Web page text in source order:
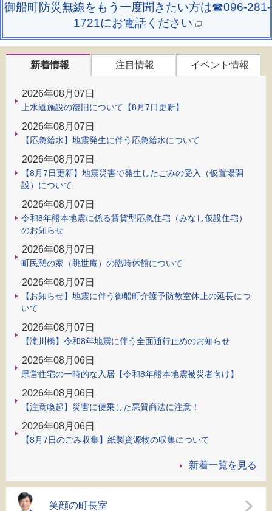
御船町防災無線をもう一度聞きたい方は☎096-281-
1721にお電話ください
新着情報 注目情報 イベント情報
2026年08月07日
上水道施設の復旧について【8月7日更新】
2026年08月07日
【応急給水】地震発生に伴う応急給水について
2026年08月07日
【8月7日更新】地震災害で発生したごみの受入（仮置場開
設）について
2026年08月07日
令和8年熊本地震に係る賃貸型応急住宅（みなし仮設住宅）
のお知らせ
2026年08月07日
町民憩の家（眺世庵）の臨時休館について
2026年08月07日
【お知らせ】地震に伴う御船町介護予防教室休止の延長につ
いて
2026年08月07日
【滝川橋】令和8年地震に伴う全面通行止めのお知らせ
2026年08月06日
県営住宅の一時的な入居【令和8年熊本地震被災者向け】
2026年08月06日
【注意喚起】災害に便乗した悪質商法に注意！
2026年08月06日
【8月7日のごみ収集】紙製資源物の収集について
新着一覧を見る
笑顔の町長室